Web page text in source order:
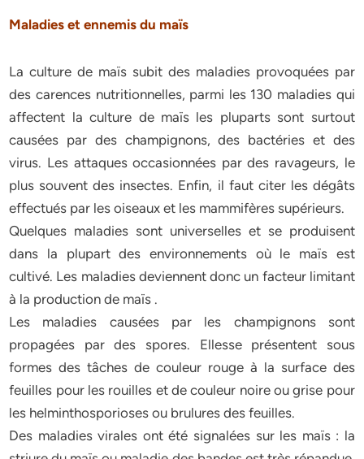
Maladies et ennemis du maïs
La culture de maïs subit des maladies provoquées par
des carences nutritionnelles, parmi les 130 maladies qui
affectent la culture de maïs les pluparts sont surtout
causées par des champignons, des bactéries et des
virus. Les attaques occasionnées par des ravageurs, le
plus souvent des insectes. Enfin, il faut citer les dégâts
effectués par les oiseaux et les mammifères supérieurs.
Quelques maladies sont universelles et se produisent
dans la plupart des environnements où le maïs est
cultivé. Les maladies deviennent donc un facteur limitant
à la production de maïs .
Les maladies causées par les champignons sont
propagées par des spores. Ellesse présentent sous
formes des tâches de couleur rouge à la surface des
feuilles pour les rouilles et de couleur noire ou grise pour
les helminthosporioses ou brulures des feuilles.
Des maladies virales ont été signalées sur les maïs : la